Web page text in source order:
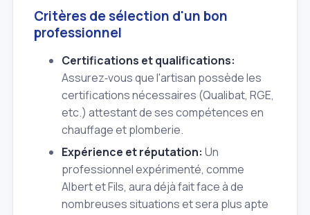
Critères de sélection d'un bon
professionnel
Certifications et qualifications:
Assurez‑vous que l'artisan possède les
certifications nécessaires (Qualibat, RGE,
etc.) attestant de ses compétences en
chauffage et plomberie.
Expérience et réputation: Un
professionnel expérimenté, comme
Albert et Fils, aura déjà fait face à de
nombreuses situations et sera plus apte